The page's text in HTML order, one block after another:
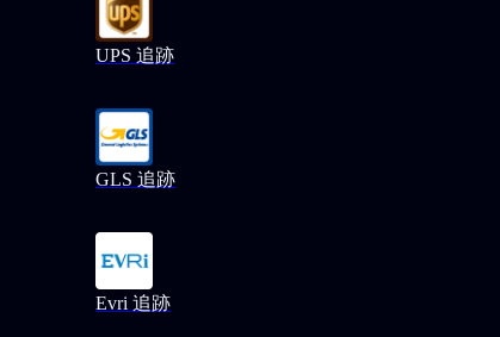
UPS 追跡
GLS 追跡
Evri 追跡